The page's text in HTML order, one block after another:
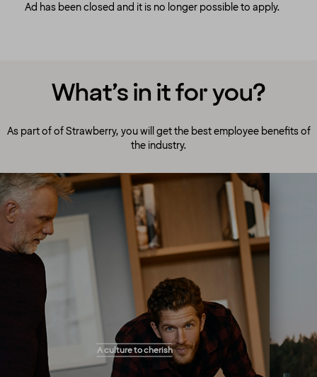
Ad has been closed and it is no longer possible to apply.
What’s in it for you?
As part of of Strawberry, you will get the best employee benefits of
the industry.
A culture to cherish
A culture to cherish
Our people always make guests their top
priority! Our warm and welcoming atmosphere
creates the right setting for you to flourish and